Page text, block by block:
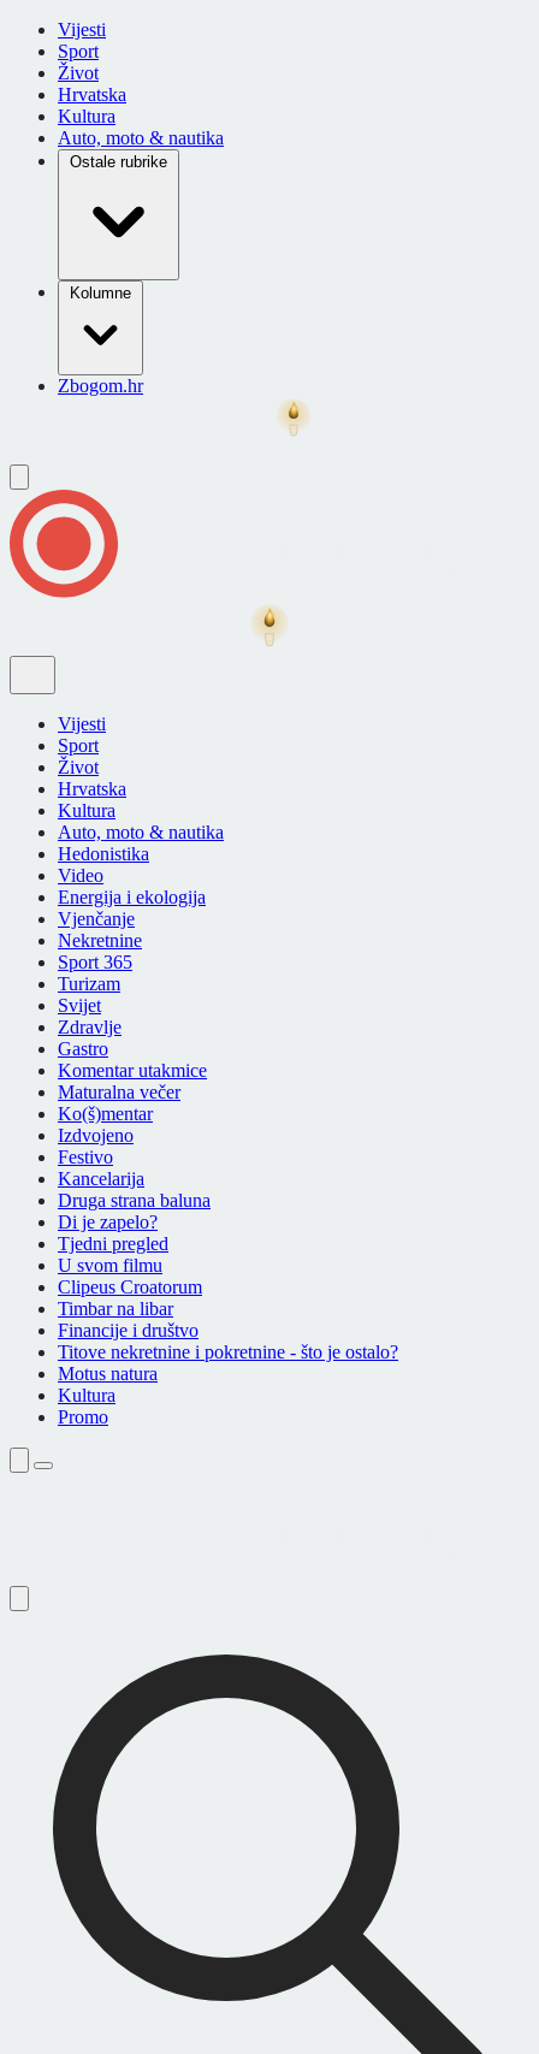
Vijesti
Sport
Život
Hrvatska
Kultura
Auto, moto & nautika
Ostale rubrike
Kolumne
Zbogom.hr
Vijesti
Sport
Život
Hrvatska
Kultura
Auto, moto & nautika
Hedonistika
Video
Energija i ekologija
Vjenčanje
Nekretnine
Sport 365
Turizam
Svijet
Zdravlje
Gastro
Komentar utakmice
Maturalna večer
Ko(š)mentar
Izdvojeno
Festivo
Kancelarija
Druga strana baluna
Di je zapelo?
Tjedni pregled
U svom filmu
Clipeus Croatorum
Timbar na libar
Financije i društvo
Titove nekretnine i pokretnine - što je ostalo?
Motus natura
Kultura
Promo